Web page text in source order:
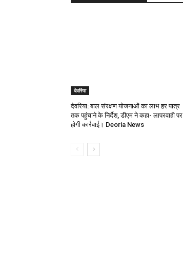
देवरिया
देवरिया: बाल संरक्षण योजनाओं का लाभ हर पात्र
तक पहुंचाने के निर्देश, डीएम ने कहा- लापरवाही पर
होगी कार्रवाई। Deoria News